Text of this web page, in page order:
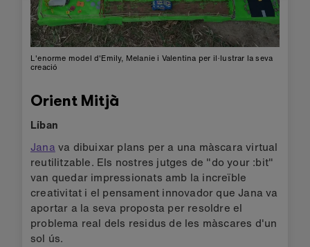
L'enorme model d'Emily, Melanie i Valentina per il·lustrar la seva
creació
Orient Mitjà
Líban
Jana va dibuixar plans per a una màscara virtual
reutilitzable. Els nostres jutges de "do your :bit"
van quedar impressionats amb la increïble
creativitat i el pensament innovador que Jana va
aportar a la seva proposta per resoldre el
problema real dels residus de les màscares d'un
sol ús.